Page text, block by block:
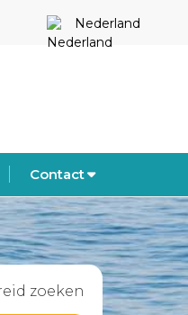
Nederland
Contact